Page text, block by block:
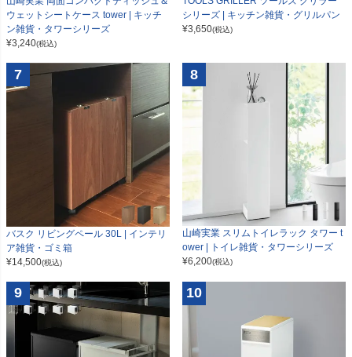
ウェットシートケース tower | キッチ
ン雑貨・タワーシリーズ
¥3,240(税込)
シリーズ | キッチン雑貨・グリルパン
¥3,650(税込)
7
バスク リビングペール 30L | インテリ
ア雑貨・ゴミ箱
¥14,500(税込)
8
山崎実業 スリムトイレラック タワー t
ower | トイレ雑貨・タワーシリーズ
¥6,200(税込)
9 10